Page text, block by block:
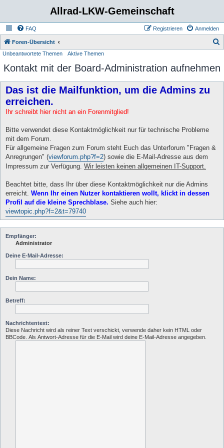
Allrad-LKW-Gemeinschaft
FAQ Anmelden
Registrieren
Foren-Übersicht
Unbeantwortete Themen Aktive Themen
Kontakt mit der Board-Administration aufnehmen
Das ist die Mailfunktion, um die Admins zu
erreichen.
Ihr schreibt hier nicht an ein Forenmitglied!
Bitte verwendet diese Kontaktmöglichkeit nur für technische Probleme
mit dem Forum.
Für allgemeine Fragen zum Forum steht Euch das Unterforum "Fragen &
Anregrungen" (viewforum.php?f=2) sowie die E-Mail-Adresse aus dem
Impressum zur Verfügung. Wir leisten keinen allgemeinen IT-Support.
Beachtet bitte, dass Ihr über diese Kontaktmöglichkeit nur die Admins
erreicht. Wenn Ihr einen Nutzer kontaktieren wollt, klickt in dessen
Profil auf die kleine Sprechblase. Siehe auch hier:
viewtopic.php?f=2&t=79740
Empfänger:
Administrator
Deine E-Mail-Adresse:
Dein Name:
Betreff:
Nachrichtentext:
Diese Nachricht wird als reiner Text verschickt, verwende daher kein HTML oder
BBCode. Als Antwort-Adresse für die E-Mail wird deine E-Mail-Adresse angegeben.